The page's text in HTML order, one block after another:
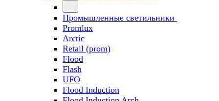
Промышленные светильники
Promlux
Arctic
Retail (prom)
Flood
Flash
UFO
Flood Induction